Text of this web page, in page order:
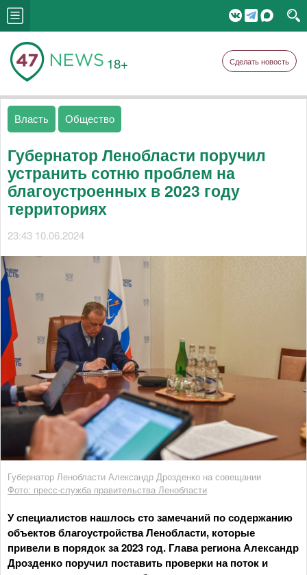
18+ Сделать новость
Власть Общество
Губернатор Ленобласти поручил
устранить сотню проблем на
благоустроенных в 2023 году
территориях
23:43 10.06.2024
Губернатор Ленобласти Александр Дрозденко на совещании
Фото: пресс-служба правительства Ленобласти
У специалистов нашлось сто замечаний по содержанию
объектов благоустройства Ленобласти, которые
привели в порядок за 2023 год. Глава региона Александр
Дрозденко поручил поставить проверки на поток и